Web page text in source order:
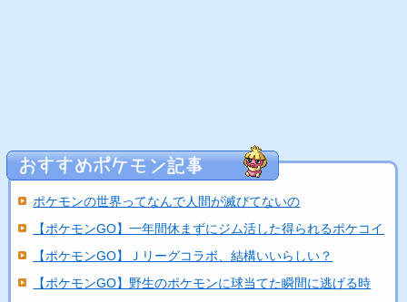
ポケモンの世界ってなんで人間が滅びてないの
【ポケモンGO】一年間休まずにジム活した得られるポケコイン...
【ポケモンGO】Ｊリーグコラボ、結構いいらしい？
【ポケモンGO】野生のポケモンに球当てた瞬間に逃げる時